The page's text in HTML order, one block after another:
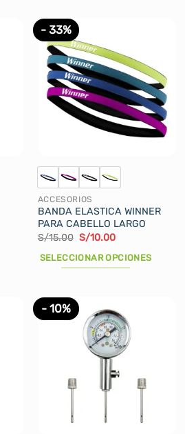
- 33%
ACCESORIOS
BANDA ELASTICA WINNER
PARA CABELLO LARGO
S/15.00 El
original
era:
S/10.00El
actual
es:
SELECCIONAR OPCIONES
tiene
múltiples
- 10%